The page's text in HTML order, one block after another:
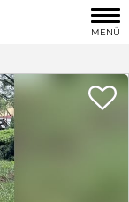
MENÜ
